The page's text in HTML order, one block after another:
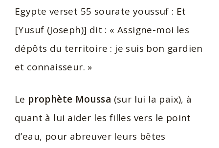
Egypte verset 55 sourate youssuf : Et
[Yusuf (Joseph)] dit : « Assigne-moi les
dépôts du territoire : je suis bon gardien
et connaisseur. »
Le prophète Moussa (sur lui la paix), à
quant à lui aider les filles vers le point
d’eau, pour abreuver leurs bêtes